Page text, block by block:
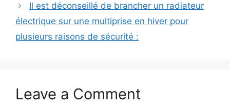
Il est déconseillé de brancher un radiateur
électrique sur une multiprise en hiver pour
plusieurs raisons de sécurité :
Leave a Comment